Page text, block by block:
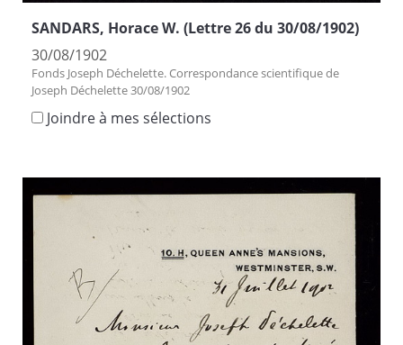
SANDARS, Horace W. (Lettre 26 du 30/08/1902)
30/08/1902
Fonds Joseph Déchelette. Correspondance scientifique de
Joseph Déchelette 30/08/1902
Joindre à mes sélections